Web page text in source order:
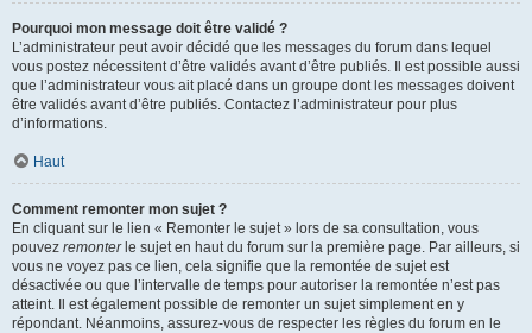
Pourquoi mon message doit être validé ?
L’administrateur peut avoir décidé que les messages du forum dans lequel
vous postez nécessitent d’être validés avant d’être publiés. Il est possible aussi
que l’administrateur vous ait placé dans un groupe dont les messages doivent
être validés avant d’être publiés. Contactez l’administrateur pour plus
d’informations.
Haut
Comment remonter mon sujet ?
En cliquant sur le lien « Remonter le sujet » lors de sa consultation, vous
pouvez remonterle sujet en haut du forum sur la première page. Par ailleurs, si
vous ne voyez pas ce lien, cela signifie que la remontée de sujet est
désactivée ou que l’intervalle de temps pour autoriser la remontée n’est pas
atteint. Il est également possible de remonter un sujet simplement en y
répondant. Néanmoins, assurez-vous de respecter les règles du forum en le